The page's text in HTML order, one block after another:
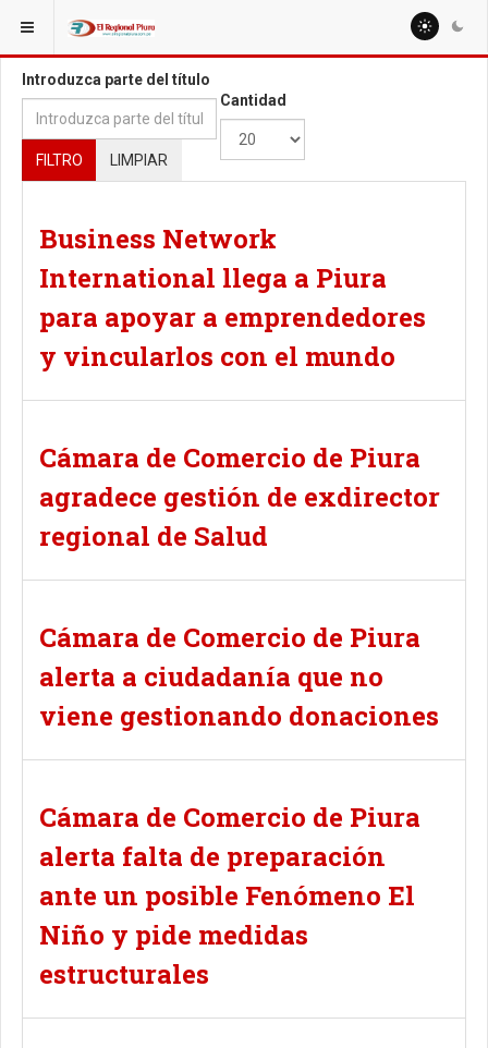
ESTÁ AQUÍ: TAGS
Introduzca parte del título
FILTRO LIMPIAR
Cantidad
Business Network
International llega a Piura
para apoyar a emprendedores
y vincularlos con el mundo
Cámara de Comercio de Piura
agradece gestión de exdirector
regional de Salud
Cámara de Comercio de Piura
alerta a ciudadanía que no
viene gestionando donaciones
Cámara de Comercio de Piura
alerta falta de preparación
ante un posible Fenómeno El
Niño y pide medidas
estructurales